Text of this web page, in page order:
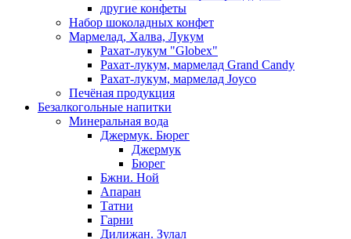
другие конфеты
Набор шоколадных конфет
Мармелад, Халва, Лукум
Рахат-лукум "Globex"
Рахат-лукум, мармелад Grand Candy
Рахат-лукум, мармелад Joyco
Печёная продукция
Безалкогольные напитки
Минеральная вода
Джермук. Бюрег
Джермук
Бюрег
Бжни. Ной
Апаран
Татни
Гарни
Дилижан. Зулал